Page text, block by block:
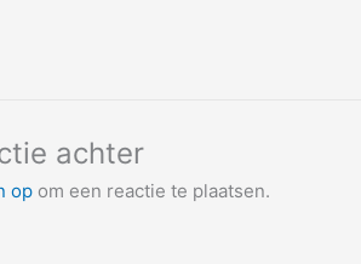
achter
op om een reactie te plaatsen.